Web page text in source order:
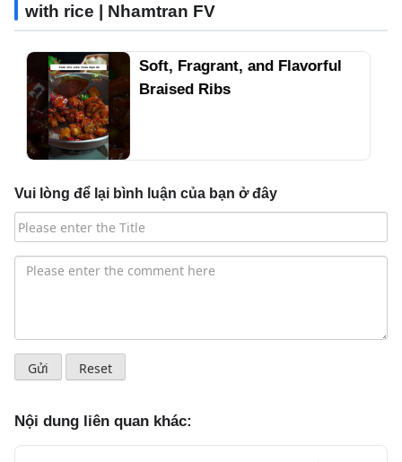
with rice | Nhamtran FV
Soft, Fragrant, and Flavorful
Braised Ribs
Vui lòng để lại bình luận của bạn ở đây
Nội dung liên quan khác: